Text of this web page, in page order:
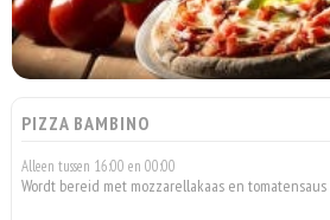
PIZZA BAMBINO
Alleen tussen 16:00 en 00:00
Wordt bereid met mozzarellakaas en